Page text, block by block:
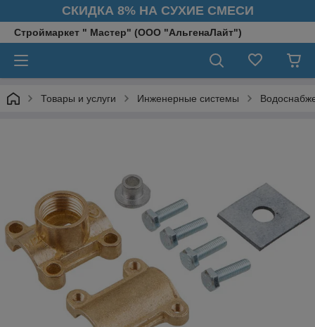
СКИДКА 8% НА СУХИЕ СМЕСИ
Строймаркет " Мастер" (ООО "АльгенаЛайт")
Товары и услуги Инженерные системы